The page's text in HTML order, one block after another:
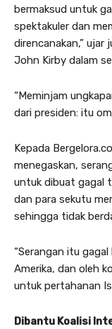
bermaksud untuk
spektakuler dan
direncanakan,” ujar
John Kirby dalam
“Meminjam
dari presiden: itu
Kepada
menegaskan,
untuk dibuat gagal
dan para sekutu
sehingga tidak
“Serangan itu
Amerika, dan oleh
untuk pertahanan
Dibantu Koalisi